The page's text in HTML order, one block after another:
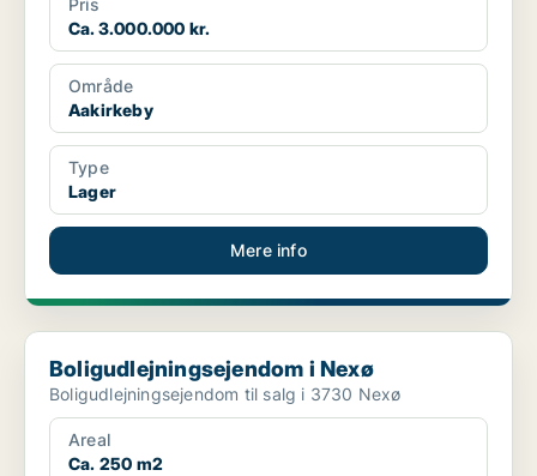
Pris
Ca. 3.000.000 kr.
Område
Aakirkeby
Type
Lager
Mere info
Boligudlejningsejendom i Nexø
Boligudlejningsejendom i Nexø
Boligudlejningsejendom til salg i 3730 Nexø
Areal
Ca. 250 m2